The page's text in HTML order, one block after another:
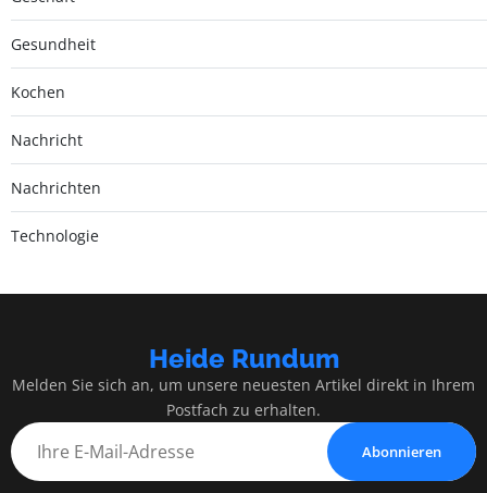
Gesundheit
Kochen
Nachricht
Nachrichten
Technologie
Heide Rundum
Melden Sie sich an, um unsere neuesten Artikel direkt in Ihrem
Postfach zu erhalten.
Abonnieren